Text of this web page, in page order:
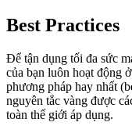
Best Practices
Để tận dụng tối đa sức
của bạn luôn hoạt động
phương pháp hay nhất
nguyên tắc vàng được
toàn thế giới áp dụng.